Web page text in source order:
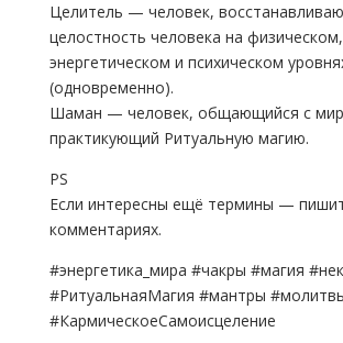
Целитель — человек,
целостность человека на физическом,
энергетическом и психическом
(одновременно).
Шаман — человек, общающийся с
практикующий Ритуальную магию.
PS
Если интересны ещё термины —
комментариях.
#энергетика_мира #чакры #магия
#РитуальнаяМагия #мантры
#КармическоеСамоисцеление